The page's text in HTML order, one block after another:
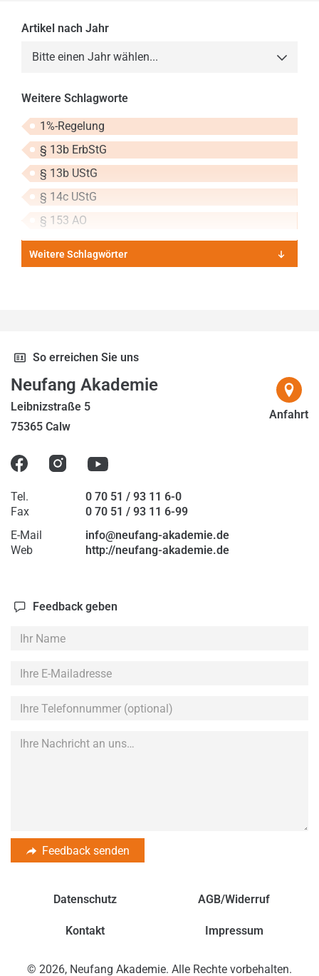
Artikel nach Jahr
Bitte einen Jahr wählen...
2015
2016
2017
2018
2019
2020
2023
2024
2025
2026
Weitere Schlagworte
1%-Regelung
§ 13b ErbStG
§ 13b UStG
§ 14c UStG
§ 153 AO
Weitere Schlagwörter
Feedback geben
Ihr
Ihre
Mailadresse
Ihre
(optional)
Feedback senden
So erreichen Sie uns
Neufang Akademie
Leibnizstraße 5
75365 Calw
Anfahrt
Tel.
0 70 51 / 93 11 6-0
Fax
0 70 51 / 93 11 6-99
E-Mail
info@neufang-akademie.de
Web
http://neufang-akademie.de
© 2026, Neufang Akademie. Alle Rechte vorbehalten.
Datenschutz AGB/Widerruf
Kontakt Impressum